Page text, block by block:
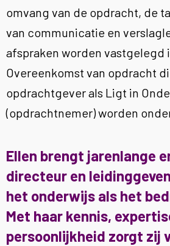
omvang van de opdracht, de
van communicatie en
afspraken worden vastgelegd
Overeenkomst van opdracht
opdrachtgever als Ligt in
(opdrachtnemer) worden
Ellen brengt jarenlange
directeur en
het onderwijs als het
Met haar kennis,
persoonlijkheid zorgt zij